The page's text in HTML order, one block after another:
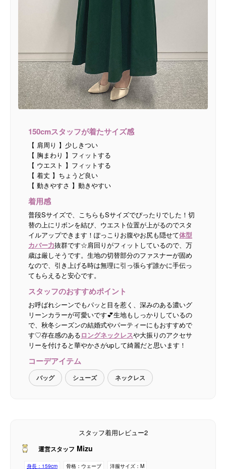
150cmスタッフが着たサイズ感
【 肩周り 】少しきつい
【 胸まわり 】フィットする
【 ウエスト 】フィットする
【 着丈 】ちょうど良い
【 動きやすさ 】動きやすい
着用感
普段Sサイズで、こちらもSサイズでぴったりでした！切
替の上にリボンを結び、ウエスト位置が上がるのでスタ
イルアップできます！ぽっこりお腹やお尻も隠せて体型
カバー力抜群です☆肩回りがフィットしているので、万
歳は厳しそうです。生地の切替部分のファスナーが固め
なので、引き上げる時は無理に引っ張らず誰かに手伝っ
てもらえると安心です。
スタッフのおすすめポイント
お呼ばれシーンでもパッと目を惹く、深みのある濃いグ
リーンカラーが可愛いです💕生地もしっかりしているの
で、秋冬シーズンの結婚式やパーティーにもおすすめで
す♡存在感のあるロングネックレスや大振りのアクセサ
リーを付けると華やかさがupして綺麗だと思います！
コーデアイテム
バッグ シューズ ネックレス
スタッフ着用レビュー2
運営スタッフ Mizu
身長： 159cm 骨格： ウェーブ 洋服サイズ： M